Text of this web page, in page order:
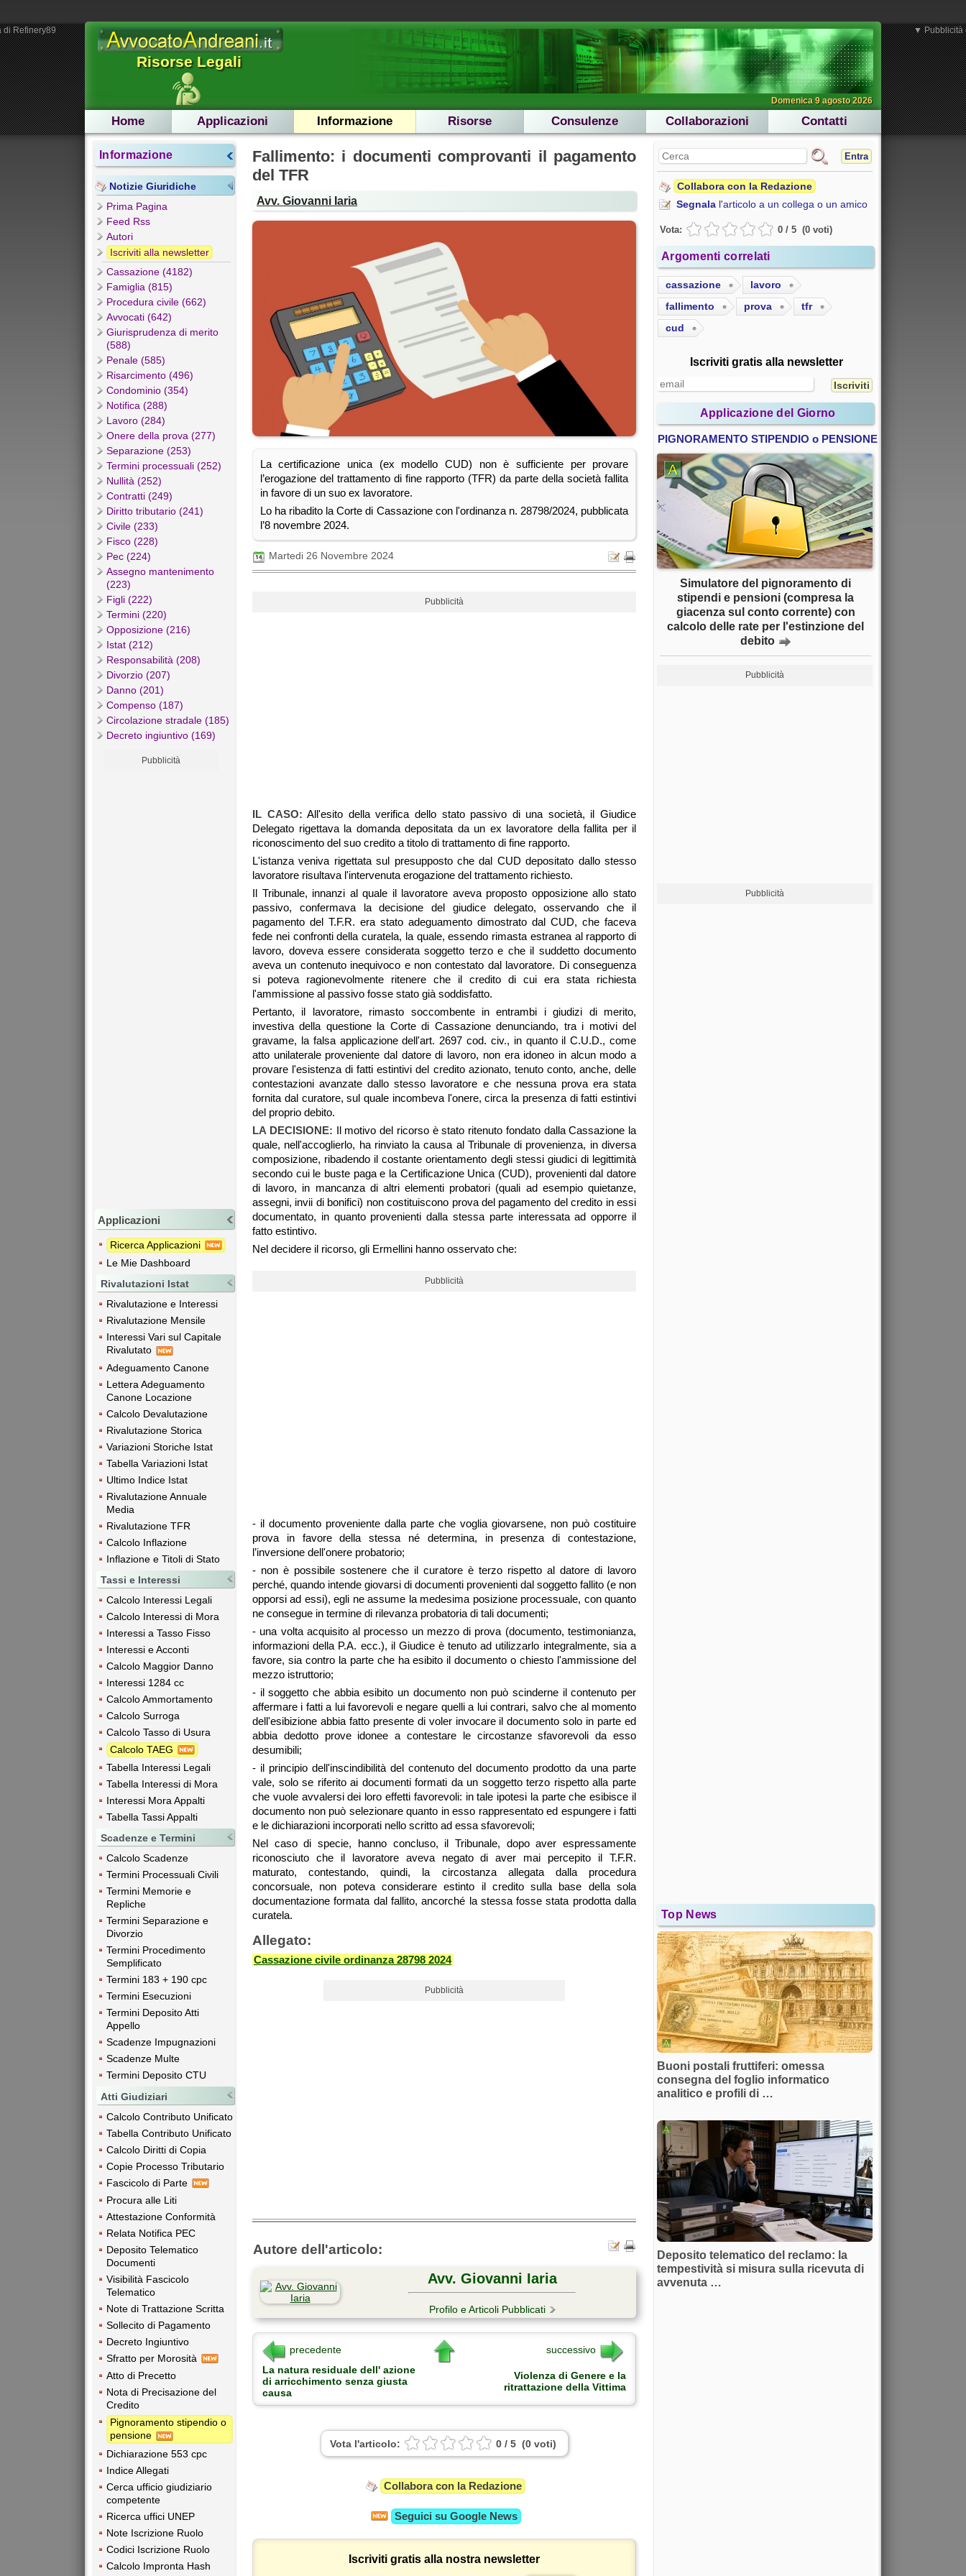
Risorse Legali
Domenica 9 agosto 2026
Home Applicazioni Informazione Risorse Consulenze Collaborazioni Contatti
Informazione
Notizie Giuridiche
Prima Pagina
Feed Rss
Autori
Iscriviti alla newsletter
Cassazione (4182)
Famiglia (815)
Procedura civile (662)
Avvocati (642)
Giurisprudenza di merito
(588)
Penale (585)
Risarcimento (496)
Condominio (354)
Notifica (288)
Lavoro (284)
Onere della prova (277)
Separazione (253)
Termini processuali (252)
Nullità (252)
Contratti (249)
Diritto tributario (241)
Civile (233)
Fisco (228)
Pec (224)
Assegno mantenimento
(223)
Figli (222)
Termini (220)
Opposizione (216)
Istat (212)
Responsabilità (208)
Divorzio (207)
Danno (201)
Compenso (187)
Circolazione stradale (185)
Decreto ingiuntivo (169)
Pubblicità
Applicazioni
Ricerca Applicazioni
Le Mie Dashboard
Rivalutazioni Istat
Rivalutazione e Interessi
Rivalutazione Mensile
Interessi Vari sul Capitale
Rivalutato
Adeguamento Canone
Lettera Adeguamento
Canone Locazione
Calcolo Devalutazione
Rivalutazione Storica
Variazioni Storiche Istat
Tabella Variazioni Istat
Ultimo Indice Istat
Rivalutazione Annuale
Media
Rivalutazione TFR
Calcolo Inflazione
Inflazione e Titoli di Stato
Tassi e Interessi
Calcolo Interessi Legali
Calcolo Interessi di Mora
Interessi a Tasso Fisso
Interessi e Acconti
Calcolo Maggior Danno
Interessi 1284 cc
Calcolo Ammortamento
Calcolo Surroga
Calcolo Tasso di Usura
Calcolo TAEG
Tabella Interessi Legali
Tabella Interessi di Mora
Interessi Mora Appalti
Tabella Tassi Appalti
Scadenze e Termini
Calcolo Scadenze
Termini Processuali Civili
Termini Memorie e
Repliche
Termini Separazione e
Divorzio
Termini Procedimento
Semplificato
Termini 183 + 190 cpc
Termini Esecuzioni
Termini Deposito Atti
Appello
Scadenze Impugnazioni
Scadenze Multe
Termini Deposito CTU
Atti Giudiziari
Calcolo Contributo Unificato
Tabella Contributo Unificato
Calcolo Diritti di Copia
Copie Processo Tributario
Fascicolo di Parte
Procura alle Liti
Attestazione Conformità
Relata Notifica PEC
Deposito Telematico
Documenti
Visibilità Fascicolo
Telematico
Note di Trattazione Scritta
Sollecito di Pagamento
Decreto Ingiuntivo
Sfratto per Morosità
Atto di Precetto
Nota di Precisazione del
Credito
Pignoramento stipendio o
pensione
Dichiarazione 553 cpc
Indice Allegati
Cerca ufficio giudiziario
competente
Ricerca uffici UNEP
Note Iscrizione Ruolo
Codici Iscrizione Ruolo
Calcolo Impronta Hash
Fallimento: i documenti comprovanti il pagamento
del TFR
Avv. Giovanni Iaria
La certificazione unica (ex modello CUD) non è sufficiente per provare
l’erogazione del trattamento di fine rapporto (TFR) da parte della società fallita
in favore di un suo ex lavoratore.
Lo ha ribadito la Corte di Cassazione con l'ordinanza n. 28798/2024, pubblicata
l’8 novembre 2024.
Martedi 26 Novembre 2024
Pubblicità
IL CASO: All'esito della verifica dello stato passivo di una società, il Giudice
Delegato rigettava la domanda depositata da un ex lavoratore della fallita per il
riconoscimento del suo credito a titolo di trattamento di fine rapporto.
L'istanza veniva rigettata sul presupposto che dal CUD depositato dallo stesso
lavoratore risultava l'intervenuta erogazione del trattamento richiesto.
Il Tribunale, innanzi al quale il lavoratore aveva proposto opposizione allo stato
passivo, confermava la decisione del giudice delegato, osservando che il
pagamento del T.F.R. era stato adeguamento dimostrato dal CUD, che faceva
fede nei confronti della curatela, la quale, essendo rimasta estranea al rapporto di
lavoro, doveva essere considerata soggetto terzo e che il suddetto documento
aveva un contenuto inequivoco e non contestato dal lavoratore. Di conseguenza
si poteva ragionevolmente ritenere che il credito di cui era stata richiesta
l'ammissione al passivo fosse stato già soddisfatto.
Pertanto, il lavoratore, rimasto soccombente in entrambi i giudizi di merito,
investiva della questione la Corte di Cassazione denunciando, tra i motivi del
gravame, la falsa applicazione dell'art. 2697 cod. civ., in quanto il C.U.D., come
atto unilaterale proveniente dal datore di lavoro, non era idoneo in alcun modo a
provare l'esistenza di fatti estintivi del credito azionato, tenuto conto, anche, delle
contestazioni avanzate dallo stesso lavoratore e che nessuna prova era stata
fornita dal curatore, sul quale incombeva l'onere, circa la presenza di fatti estintivi
del proprio debito.
LA DECISIONE: Il motivo del ricorso è stato ritenuto fondato dalla Cassazione la
quale, nell'accoglierlo, ha rinviato la causa al Tribunale di provenienza, in diversa
composizione, ribadendo il costante orientamento degli stessi giudici di legittimità
secondo cui le buste paga e la Certificazione Unica (CUD), provenienti dal datore
di lavoro, in mancanza di altri elementi probatori (quali ad esempio quietanze,
assegni, invii di bonifici) non costituiscono prova del pagamento del credito in essi
documentato, in quanto provenienti dalla stessa parte interessata ad opporre il
fatto estintivo.
Nel decidere il ricorso, gli Ermellini hanno osservato che:
Pubblicità
- il documento proveniente dalla parte che voglia giovarsene, non può costituire
prova in favore della stessa né determina, in presenza di contestazione,
l’inversione dell'onere probatorio;
- non è possibile sostenere che il curatore è terzo rispetto al datore di lavoro
perché, quando intende giovarsi di documenti provenienti dal soggetto fallito (e non
opporsi ad essi), egli ne assume la medesima posizione processuale, con quanto
ne consegue in termine di rilevanza probatoria di tali documenti;
- una volta acquisito al processo un mezzo di prova (documento, testimonianza,
informazioni della P.A. ecc.), il Giudice è tenuto ad utilizzarlo integralmente, sia a
favore, sia contro la parte che ha esibito il documento o chiesto l'ammissione del
mezzo istruttorio;
- il soggetto che abbia esibito un documento non può scinderne il contenuto per
affermare i fatti a lui favorevoli e negare quelli a lui contrari, salvo che al momento
dell'esibizione abbia fatto presente di voler invocare il documento solo in parte ed
abbia dedotto prove idonee a contestare le circostanze sfavorevoli da esso
desumibili;
- il principio dell'inscindibilità del contenuto del documento prodotto da una parte
vale, solo se riferito ai documenti formati da un soggetto terzo rispetto alla parte
che vuole avvalersi dei loro effetti favorevoli: in tale ipotesi la parte che esibisce il
documento non può selezionare quanto in esso rappresentato ed espungere i fatti
e le dichiarazioni incorporati nello scritto ad essa sfavorevoli;
Nel caso di specie, hanno concluso, il Tribunale, dopo aver espressamente
riconosciuto che il lavoratore aveva negato di aver mai percepito il T.F.R.
maturato, contestando, quindi, la circostanza allegata dalla procedura
concorsuale, non poteva considerare estinto il credito sulla base della sola
documentazione formata dal fallito, ancorché la stessa fosse stata prodotta dalla
curatela.
Allegato:
Cassazione civile ordinanza 28798 2024
Pubblicità
Autore dell'articolo:
Avv. Giovanni Iaria
Profilo e Articoli Pubblicati
precedente
successivo
La natura residuale dell' azione
di arricchimento senza giusta
causa
Violenza di Genere e la
ritrattazione della Vittima
Vota l'articolo: 0/ 5 (0 voti)
Collabora con la Redazione
Seguici su Google News
Iscriviti gratis alla nostra newsletter
Entra
Collabora con la Redazione
Segnala l'articolo a un collega o un amico
Vota: 0 / 5 (0 voti)
Argomenti correlati
cassazione
lavoro
fallimento
prova
tfr
cud
Iscriviti gratis alla newsletter
Applicazione del Giorno
PIGNORAMENTO STIPENDIO o PENSIONE
Simulatore del pignoramento di
stipendi e pensioni (compresa la
giacenza sul conto corrente) con
calcolo delle rate per l'estinzione del
debito
Pubblicità
Pubblicità
Top News
Buoni postali fruttiferi: omessa
consegna del foglio informatico
analitico e profili di …
Deposito telematico del reclamo: la
tempestività si misura sulla ricevuta di
avvenuta …
Refinery89 ▼ Pubblicità